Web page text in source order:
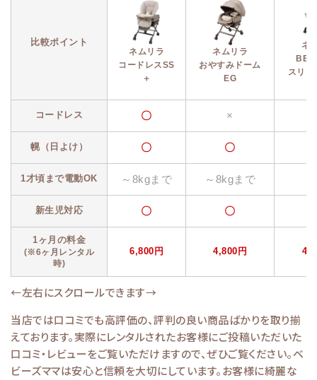
比較ポイント
ネムリラ
コードレスSS
＋
ネムリラ
おやすみドーム
EG
ネ
スリー
コードレス 〇 ×
幌（日よけ） 〇 〇
1才頃まで電動OK ～8kgまで ～8kgまで
新生児対応 〇 〇
1ヶ月の料金
(※6ヶ月レンタル
時)
6,800円 4,800円
←左右にスクロールできます→
当店では口コミでも高評価の、評判の良い商品ばかりを取り揃
えております。実際にレンタルされたお客様にご投稿いただいた
口コミ・レビューをご覧いただけますので、ぜひご覧ください。ベ
ビーズママは安心と信頼を大切にしています。お客様に綺麗な